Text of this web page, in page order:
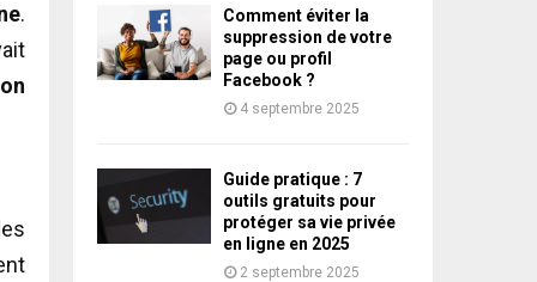
.
Comment éviter la
suppression de votre
page ou profil
Facebook ?
4 septembre 2025
Guide pratique : 7
outils gratuits pour
protéger sa vie privée
en ligne en 2025
2 septembre 2025